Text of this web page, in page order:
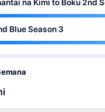
na Kimi to Boku 2nd
Blue Season 3